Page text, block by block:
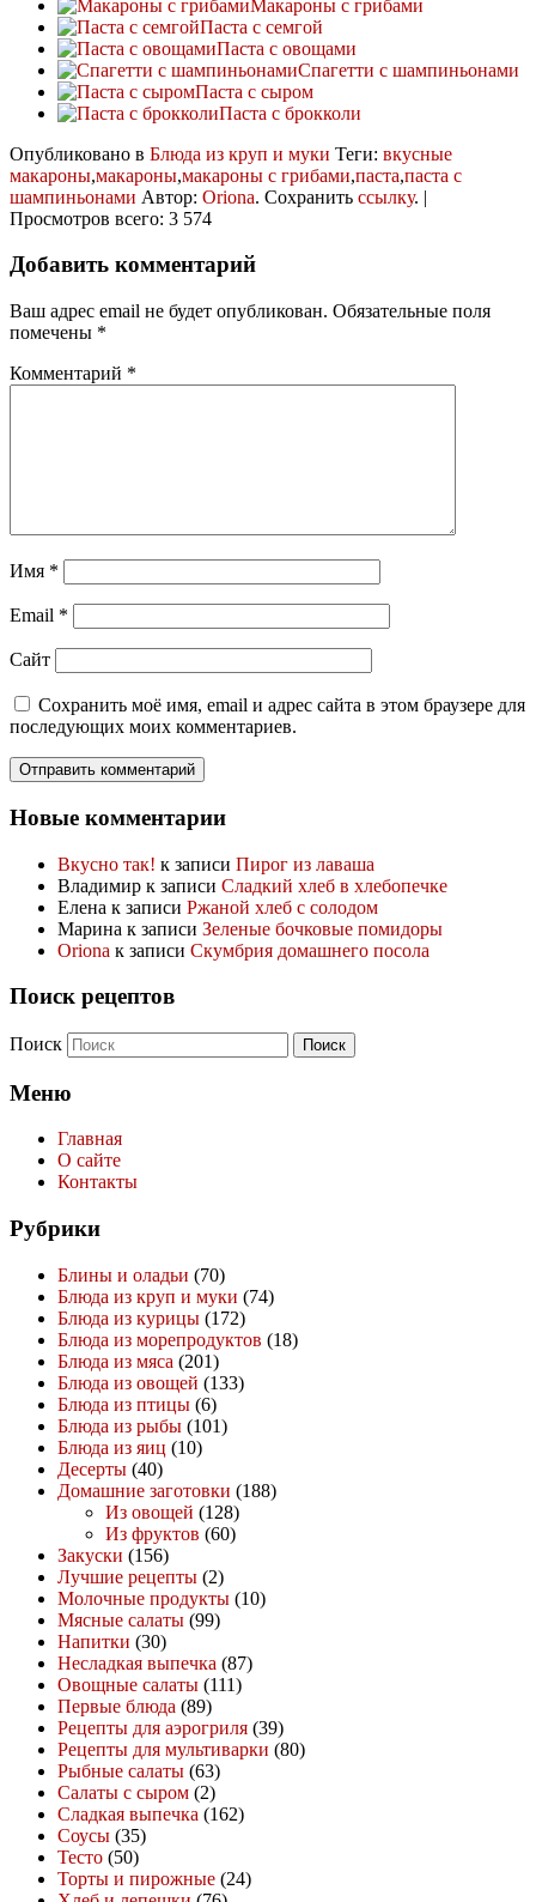
Макароны с грибами
Паста с семгой
Паста с овощами
Спагетти с шампиньонами
Паста с сыром
Паста с брокколи
Опубликовано в Блюда из круп и муки Теги: вкусные
макароны,макароны,макароны с грибами,паста,паста с
шампиньонами Автор: Oriona. Сохранить ссылку. |
Просмотров всего: 3 574
Добавить комментарий
Ваш адрес email не будет опубликован. Обязательные поля
помечены *
Комментарий *
Имя *
Email *
Сайт
Сохранить моё имя, email и адрес сайта в этом браузере для
последующих моих комментариев.
Новые комментарии
Вкусно так! к записи Пирог из лаваша
Владимир к записи Сладкий хлеб в хлебопечке
Елена к записи Ржаной хлеб с солодом
Марина к записи Зеленые бочковые помидоры
Oriona к записи Скумбрия домашнего посола
Поиск рецептов
Поиск
Меню
Главная
О сайте
Контакты
Рубрики
Блины и оладьи (70)
Блюда из круп и муки (74)
Блюда из курицы (172)
Блюда из морепродуктов (18)
Блюда из мяса (201)
Блюда из овощей (133)
Блюда из птицы (6)
Блюда из рыбы (101)
Блюда из яиц (10)
Десерты (40)
Домашние заготовки (188)
Из овощей (128)
Из фруктов (60)
Закуски (156)
Лучшие рецепты (2)
Молочные продукты (10)
Мясные салаты (99)
Напитки (30)
Несладкая выпечка (87)
Овощные салаты (111)
Первые блюда (89)
Рецепты для аэрогриля (39)
Рецепты для мультиварки (80)
Рыбные салаты (63)
Салаты с сыром (2)
Сладкая выпечка (162)
Соусы (35)
Тесто (50)
Торты и пирожные (24)